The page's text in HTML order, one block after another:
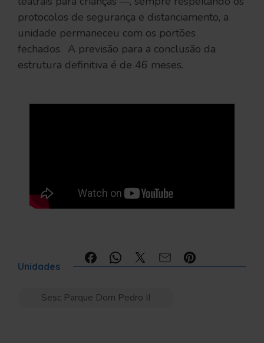
protocolos de segurança e distanciamento, a
unidade permaneceu com os portões
fechados. A previsão para a conclusão da
estrutura definitiva é de 46 meses.
Unidades
Sesc Parque Dom Pedro II